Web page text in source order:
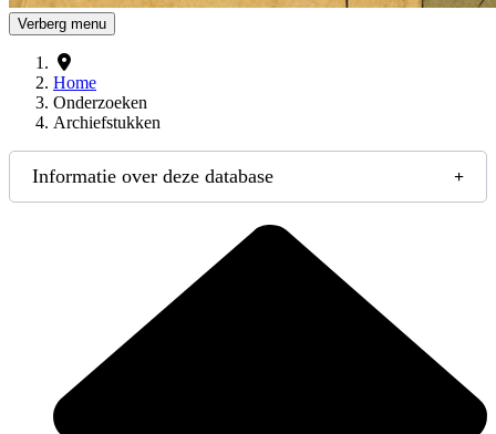
Verberg menu
Home
Onderzoeken
Archiefstukken
Informatie over deze database